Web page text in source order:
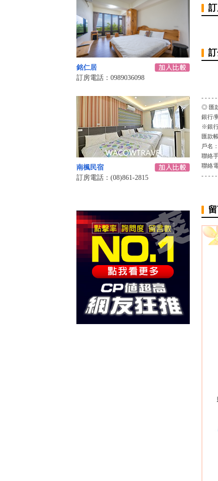
銘仁居
訂房電話：0989036098
南楓民宿
訂房電話：(08)861-2815
- - - -
◎ 匯
銀行/
※銀
匯款
戶名
聯絡
聯絡
- - - -